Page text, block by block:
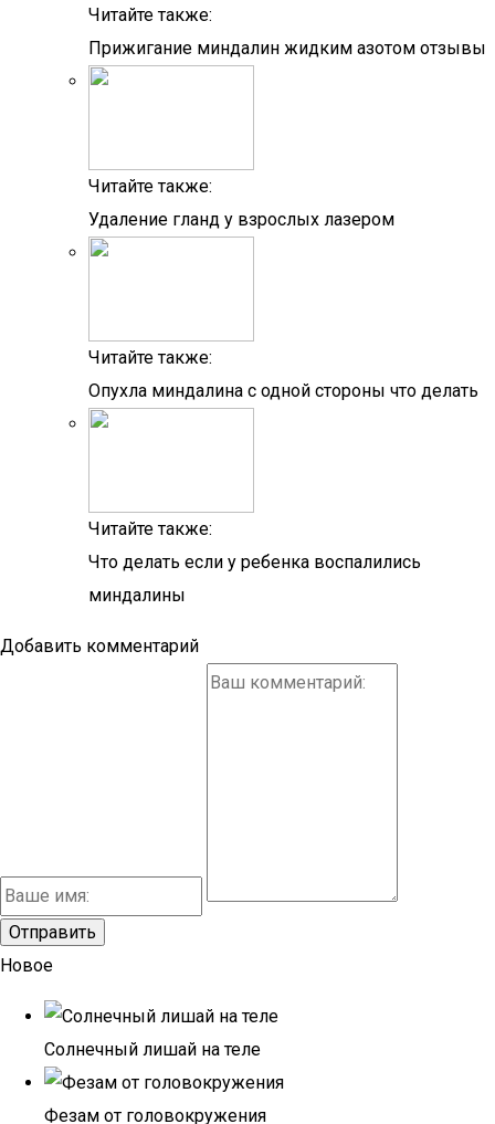
Читайте также:
Прижигание миндалин жидким азотом отзывы
Читайте также:
Удаление гланд у взрослых лазером
Читайте также:
Опухла миндалина с одной стороны что делать
Читайте также:
Что делать если у ребенка воспалились
миндалины
Добавить комментарий
Новое
Солнечный лишай на теле
Фезам от головокружения